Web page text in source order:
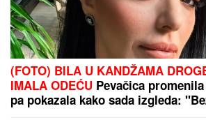
(FOTO) BILA U KANDŽAMA
IMALA ODEĆU Pevačica
pa pokazala kako sada izgleda: